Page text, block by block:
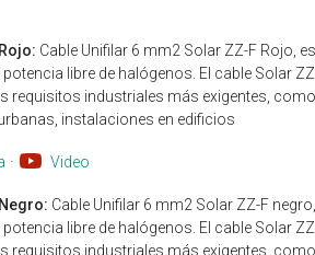
Cable Unifilar 6 mm2 Solar ZZ-F Rojo,
libre de halógenos. El cable Solar
requisitos industriales más exigentes,
instalaciones en edificios
· Video
Cable Unifilar 6 mm2 Solar ZZ-F
libre de halógenos. El cable Solar
requisitos industriales más exigentes,